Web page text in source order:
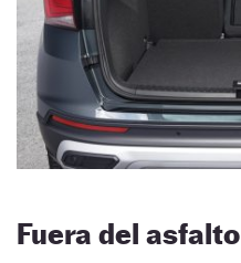
Fuera del asfalto